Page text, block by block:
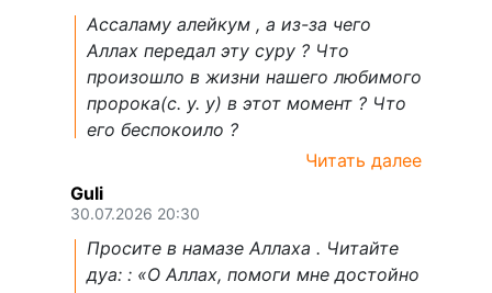
Ассаламу алейкум , а из-за чего
Аллах передал эту суру ? Что
произошло в жизни нашего любимого
пророка(с. у. у) в этот момент ? Что
его беспокоило ?
Читать далее
Guli
30.07.2026 20:30
Просите в намазе Аллаха . Читайте
дуа: : «О Аллах, помоги мне достойно